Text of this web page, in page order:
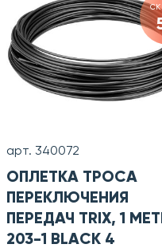
арт. 340072
ОПЛЕТКА ТРОСА
ПЕРЕКЛЮЧЕНИЯ
ПЕРЕДАЧ TRIX, 1
203-1 BLACK 4